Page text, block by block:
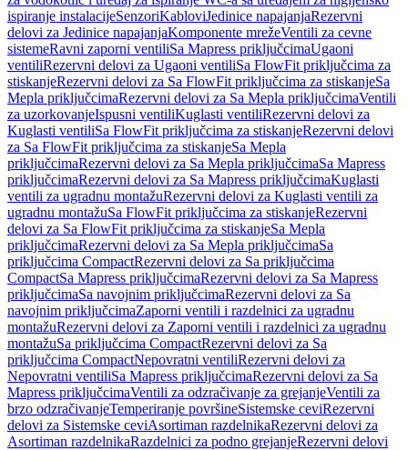
ispiranje instalacijeSenzoriKabloviJedinice napajanjaRezervni
delovi za Jedinice napajanjaKomponente mrežeVentili za cevne
sistemeRavni zaporni ventiliSa Mapress priključcimaUgaoni
ventiliRezervni delovi za Ugaoni ventiliSa FlowFit priključcima za
stiskanjeRezervni delovi za Sa FlowFit priključcima za stiskanjeSa
Mepla priključcimaRezervni delovi za Sa Mepla priključcimaVentili
za uzorkovanjeIspusni ventiliKuglasti ventiliRezervni delovi za
Kuglasti ventiliSa FlowFit priključcima za stiskanjeRezervni delovi
za Sa FlowFit priključcima za stiskanjeSa Mepla
priključcimaRezervni delovi za Sa Mepla priključcimaSa Mapress
priključcimaRezervni delovi za Sa Mapress priključcimaKuglasti
ventili za ugradnu montažuRezervni delovi za Kuglasti ventili za
ugradnu montažuSa FlowFit priključcima za stiskanjeRezervni
delovi za Sa FlowFit priključcima za stiskanjeSa Mepla
priključcimaRezervni delovi za Sa Mepla priključcimaSa
priključcima CompactRezervni delovi za Sa priključcima
CompactSa Mapress priključcimaRezervni delovi za Sa Mapress
priključcimaSa navojnim priključcimaRezervni delovi za Sa
navojnim priključcimaZaporni ventili i razdelnici za ugradnu
montažuRezervni delovi za Zaporni ventili i razdelnici za ugradnu
montažuSa priključcima CompactRezervni delovi za Sa
priključcima CompactNepovratni ventiliRezervni delovi za
Nepovratni ventiliSa Mapress priključcimaRezervni delovi za Sa
Mapress priključcimaVentili za odzračivanje za grejanjeVentili za
brzo odzračivanjeTemperiranje površineSistemske ceviRezervni
delovi za Sistemske ceviAsortiman razdelnikaRezervni delovi za
Asortiman razdelnikaRazdelnici za podno grejanjeRezervni delovi